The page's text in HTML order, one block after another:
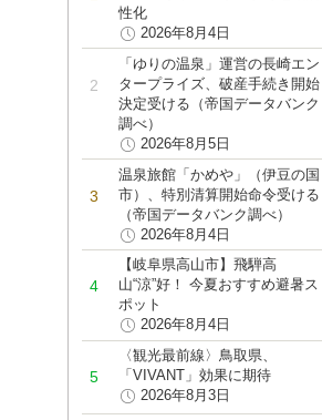
性化
2026年8月4日
「ゆりの温泉」運営の長崎エン
タープライズ、破産手続き開始
決定受ける（帝国データバンク
調べ）
2026年8月5日
温泉旅館「かめや」（伊豆の国
市）、特別清算開始命令受ける
（帝国データバンク調べ）
2026年8月4日
【岐阜県高山市】飛騨高
山“涼”好！ 今夏おすすめ避暑ス
ポット
2026年8月4日
〈観光最前線〉鳥取県、
「VIVANT」効果に期待
2026年8月3日